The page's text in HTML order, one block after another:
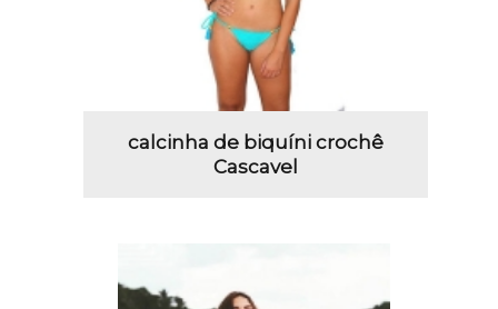
calcinha de biquíni crochê
Cascavel